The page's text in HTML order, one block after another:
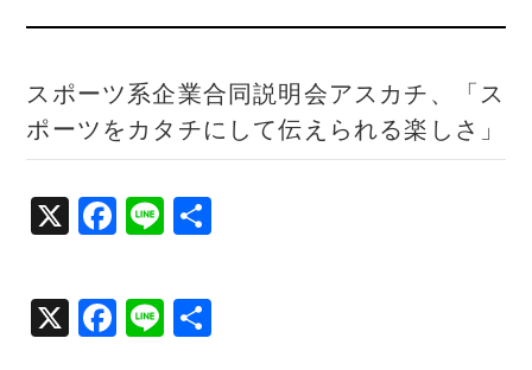
スポーツ系企業合同説明会アスカチ、「ス
ポーツをカタチにして伝えられる楽しさ」
X
Fa
bo
ok
Li
X
Fa Li